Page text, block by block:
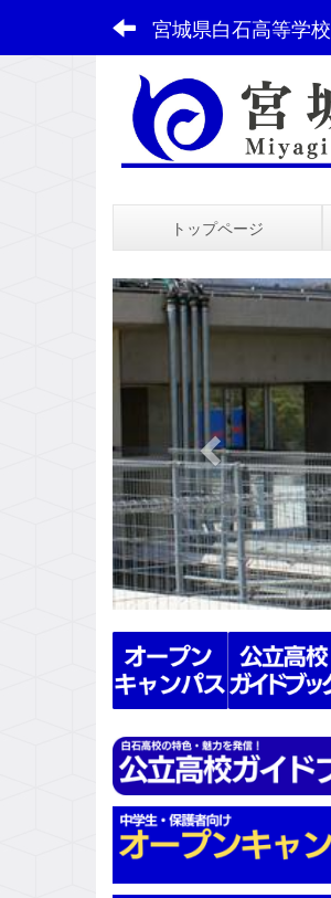
宮城県白石高等学校
トップページ
スペース
p
r
e
v
i
o
u
s